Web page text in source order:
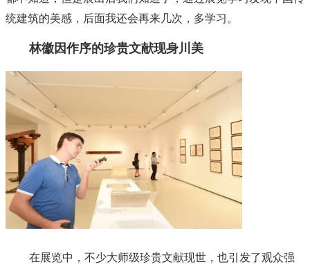
统建筑的美感，后面我还会再来几次，多学习。
林徽因作序的珍贵文献现身川美
在展览中，不少大师级珍贵文献现世，也引发了观众强